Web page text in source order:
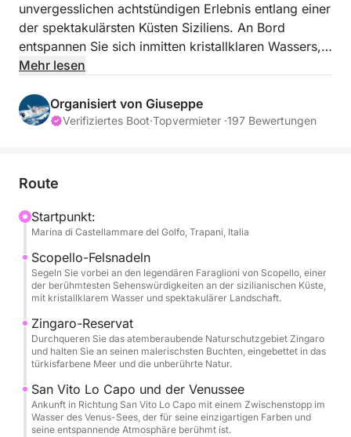
unvergesslichen achtstündigen Erlebnis entlang einer
der spektakulärsten Küsten Siziliens. An Bord
entspannen Sie sich inmitten kristallklaren Wassers,
unberührter Buchten und atemberaubender
Naturschutzgebiet Zingaro und den berühmten
Faraglioni von Scopello bis nach San Vito Lo Capo.
suchen, die nur vom Wasser aus erreichbar sind.
Tagsüber besuchen Sie einige der schönsten
Buchten der Region, darunter die Fossa dello Stinco,
Cala Bianca und Cala Rossa, die für ihr
türkisfarbenes Wasser und ihren klaren
Meeresboden bekannt sind – perfekt zum
weiter zu den stimmungsvollen Faraglioni von
Scopello und entlang des prächtigen
Naturschutzgebiets Zingaro mit Zwischenstopps in
Cala Capreria, Cala del Varo, Cala della Disa, Cala
Berretta, Cala Marinella, Cala dell'Uzzo und Cala
Tonnarella dell'Uzzo. Die Route beinhaltet außerdem
Mehr lesen
Organisiert von Giuseppe
Verifiziertes Boot·Topvermieter ·197 Bewertungen
Route
Startpunkt:
Marina di Castellammare del Golfo, Trapani, Italia
Scopello-Felsnadeln
Segeln Sie vorbei an den legendären Faraglioni von Scopello, einer
der berühmtesten Sehenswürdigkeiten an der sizilianischen Küste,
mit kristallklarem Wasser und spektakulärer Landschaft.
Zingaro-Reservat
Durchqueren Sie das atemberaubende Naturschutzgebiet Zingaro
und halten Sie an seinen malerischsten Buchten, eingebettet in das
türkisfarbene Meer und die unberührte Natur.
San Vito Lo Capo und der Venussee
Ankunft in Richtung San Vito Lo Capo mit einem Zwischenstopp im
Wasser des Venus-Sees, der für seine einzigartigen Farben und
seine entspannende Atmosphäre berühmt ist.